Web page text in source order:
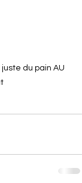
juste du pain AU